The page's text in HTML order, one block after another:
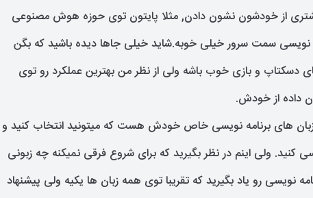
از خودشون نشون دادن, مثلا پایتون توی حوزه هوش مصنوعی
نویسی سمت سرور خیلی خوبه.شاید خیلی جاها دیده باشید که بگن
و بازی خوب باشه ولی از نظر من بهترین عملکرد رو توی
داده از خودش.
های برنامه نویسی خاص خودش هست که میتونید انتخاب کنید و
کنید. ولی اینم در نظر بگیرید که برای شروع فرقی نمیکنه چه زبونی
نویسی رو یاد بگیرید که تقریبا توی همه زبان ها یکیه ولی پیشنهاد